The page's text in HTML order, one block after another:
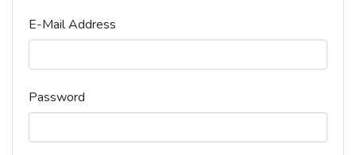
E-Mail Address
Password